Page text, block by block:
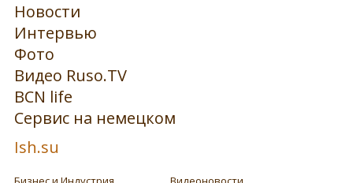
Новости
Интервью
Фото
Видео Ruso.TV
BCN life
Сервис на немецком
Ish.su